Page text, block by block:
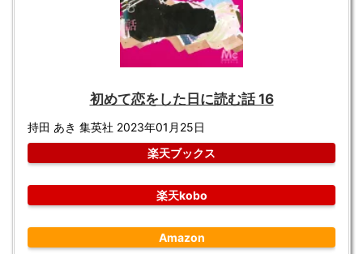
初めて恋をした日に読む話 16
持田 あき 集英社 2023年01月25日
楽天ブックス
楽天kobo
Amazon